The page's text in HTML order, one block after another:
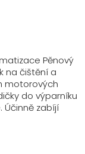
Pěnový
na čištění a
motorových
do výparníku
zabíjí